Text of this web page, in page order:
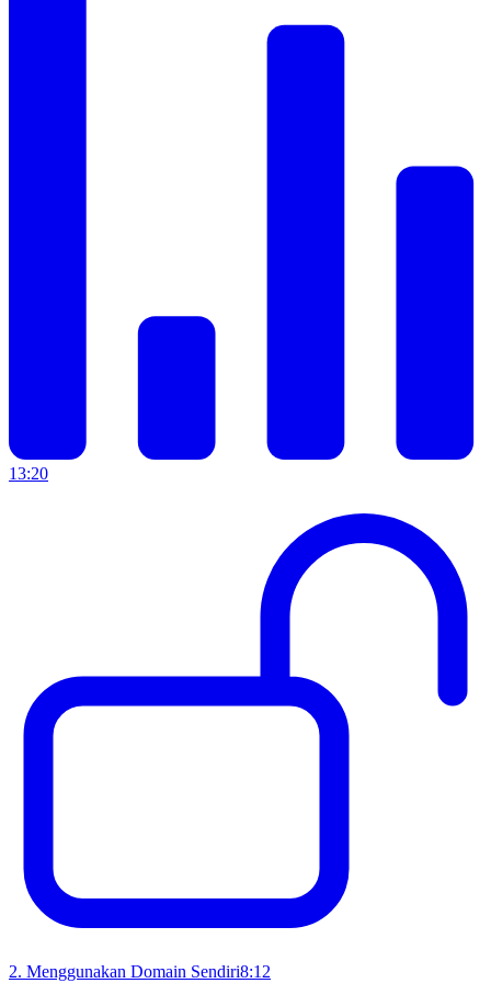
13:20
2. Menggunakan Domain Sendiri8:12